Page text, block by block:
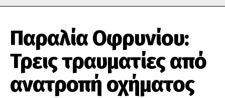
Παραλία Οφρυνίου:
Τρεις τραυματίες από
ανατροπή οχήματος